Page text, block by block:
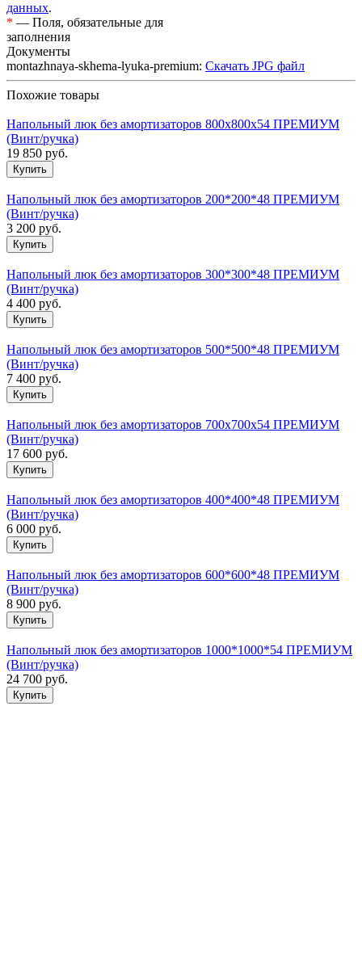
данных.
* — Поля, обязательные для
заполнения
Документы
montazhnaya-skhema-lyuka-premium: Скачать JPG файл
Похожие товары
Напольный люк без амортизаторов 800х800х54 ПРЕМИУМ
(Винт/ручка)
19 850 руб.
Напольный люк без амортизаторов 200*200*48 ПРЕМИУМ
(Винт/ручка)
3 200 руб.
Напольный люк без амортизаторов 300*300*48 ПРЕМИУМ
(Винт/ручка)
4 400 руб.
Напольный люк без амортизаторов 500*500*48 ПРЕМИУМ
(Винт/ручка)
7 400 руб.
Напольный люк без амортизаторов 700х700х54 ПРЕМИУМ
(Винт/ручка)
17 600 руб.
Напольный люк без амортизаторов 400*400*48 ПРЕМИУМ
(Винт/ручка)
6 000 руб.
Напольный люк без амортизаторов 600*600*48 ПРЕМИУМ
(Винт/ручка)
8 900 руб.
Напольный люк без амортизаторов 1000*1000*54 ПРЕМИУМ
(Винт/ручка)
24 700 руб.